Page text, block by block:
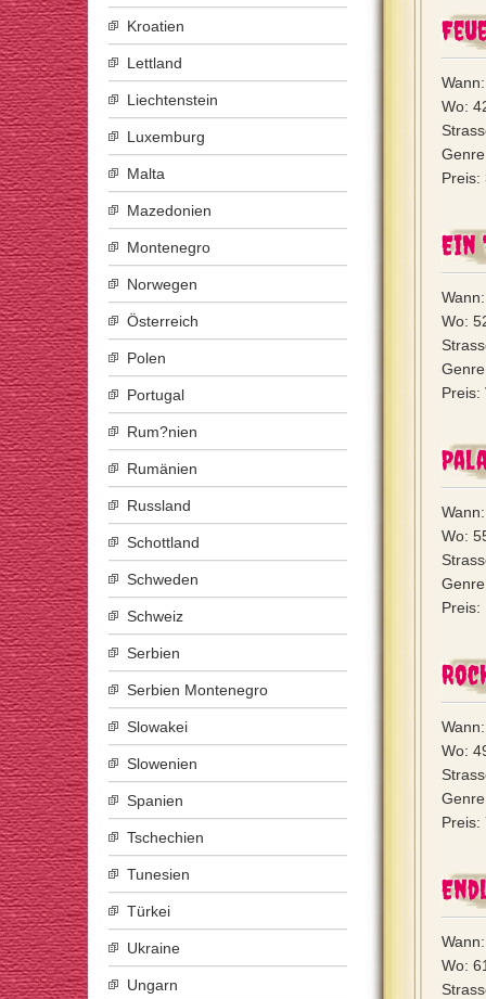
Wo:
Preis:
Ein
Wo:
Preis:
Wo:
Preis:
Wo:
Preis:
Wo:
Kroatien
Lettland
Liechtenstein
Luxemburg
Malta
Mazedonien
Montenegro
Norwegen
Österreich
Polen
Portugal
Rum?nien
Rumänien
Russland
Schottland
Schweden
Schweiz
Serbien
Serbien Montenegro
Slowakei
Slowenien
Spanien
Tschechien
Tunesien
Türkei
Ukraine
Ungarn